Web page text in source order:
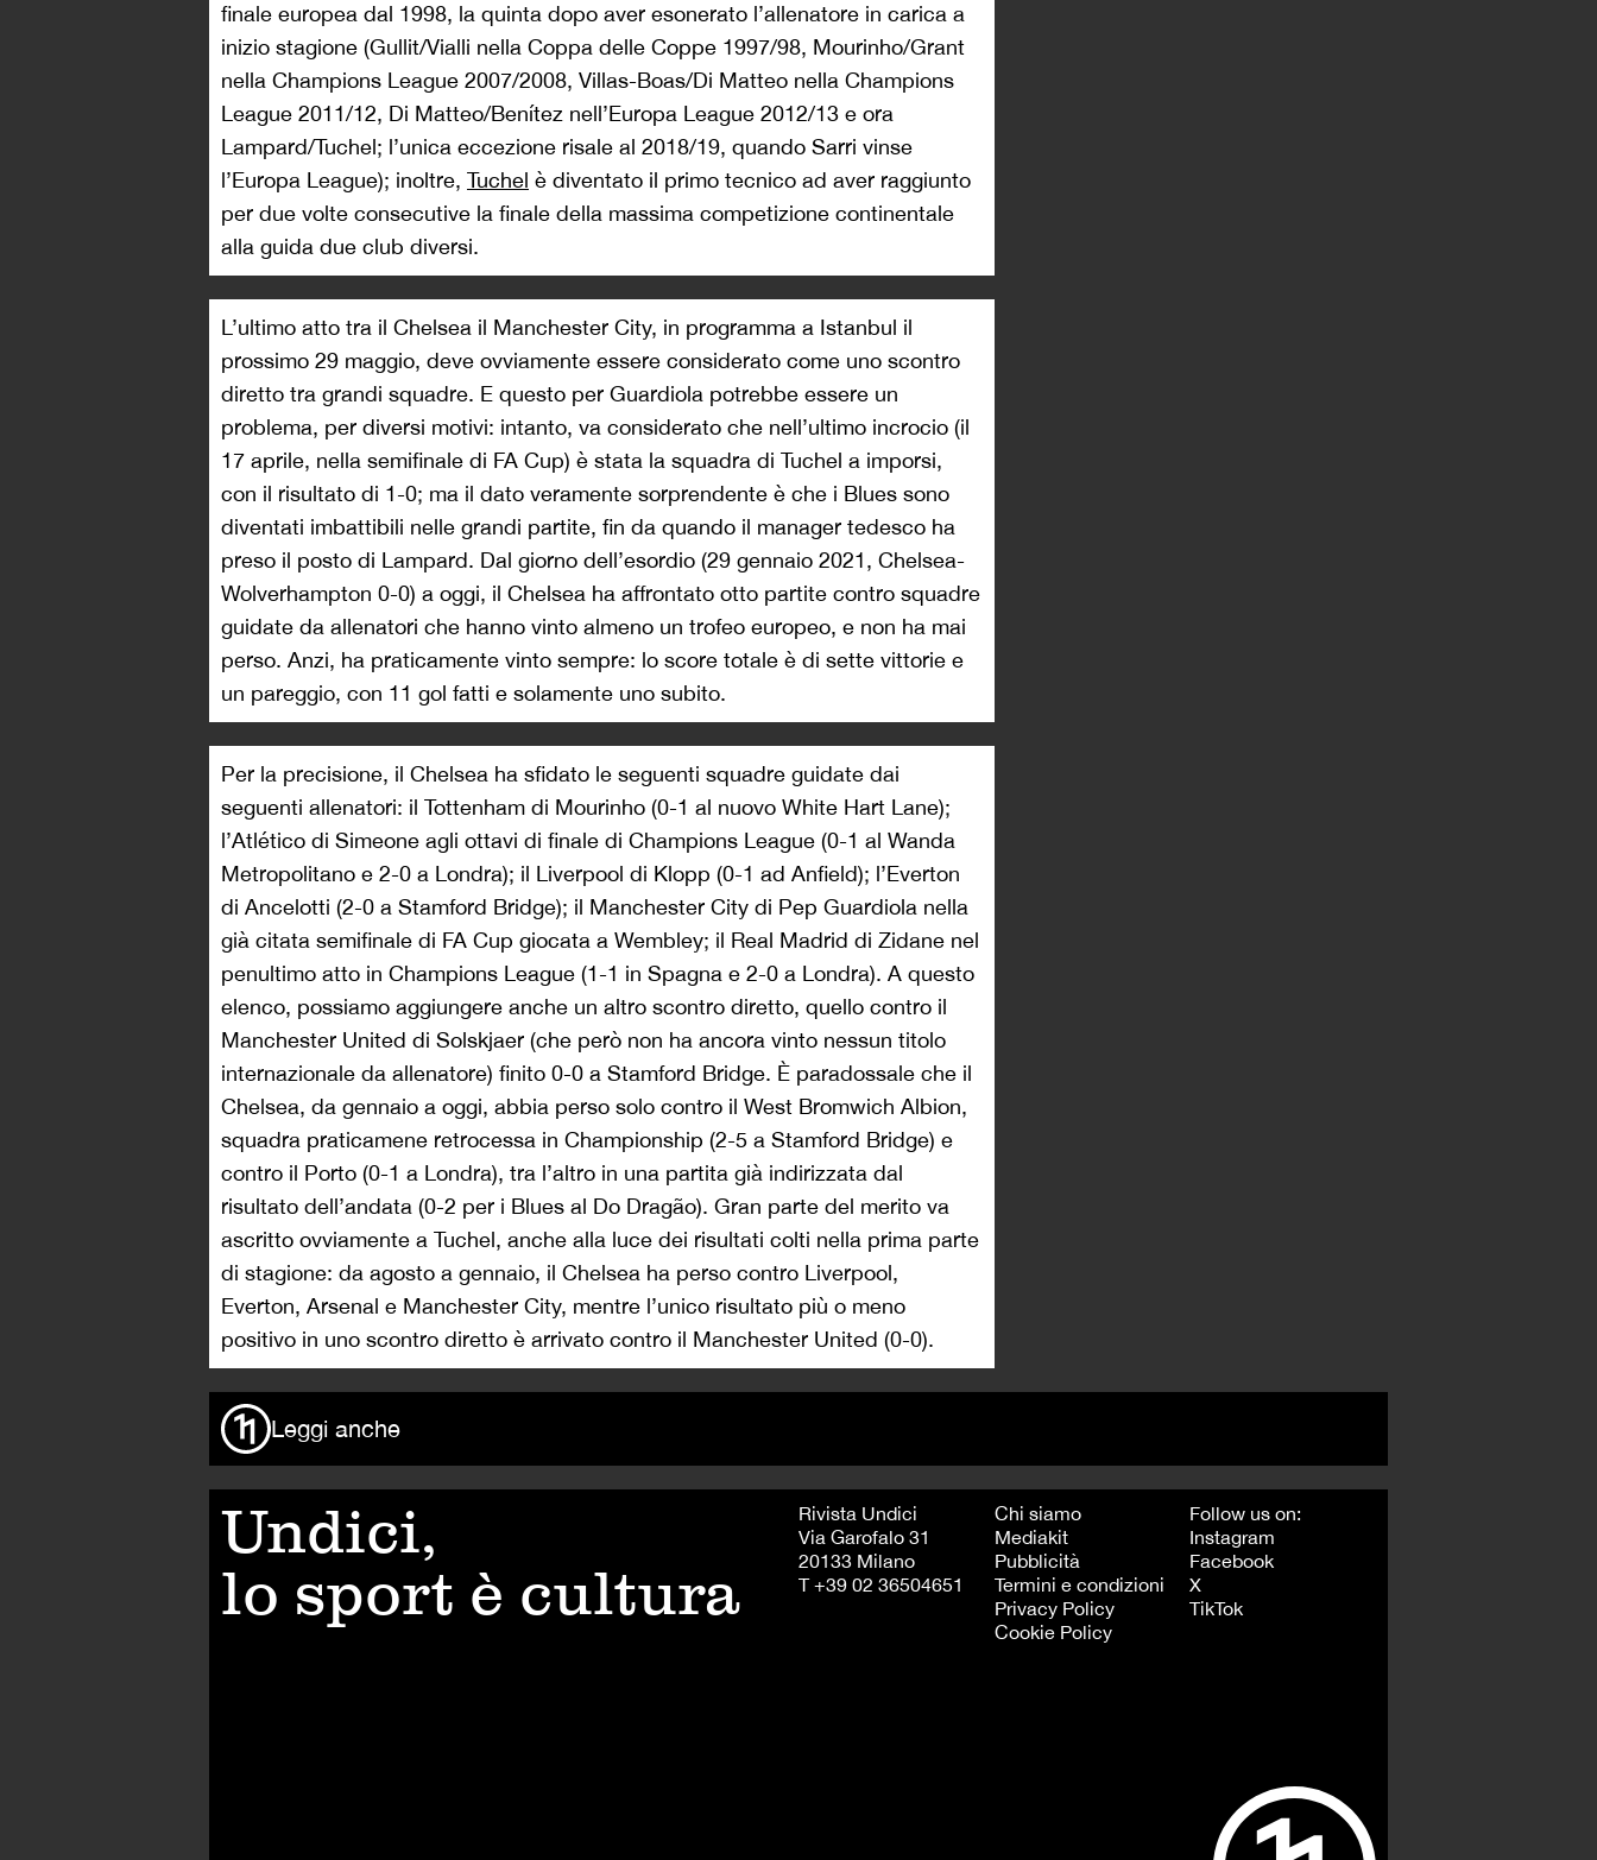
finale europea dal 1998, la quinta dopo aver esonerato l’allenatore in carica a
inizio stagione (Gullit/Vialli nella Coppa delle Coppe 1997/98, Mourinho/Grant
nella Champions League 2007/2008, Villas-Boas/Di Matteo nella Champions
League 2011/12, Di Matteo/Benítez nell’Europa League 2012/13 e ora
Lampard/Tuchel; l’unica eccezione risale al 2018/19, quando Sarri vinse
l’Europa League); inoltre, Tuchel è diventato il primo tecnico ad aver raggiunto
per due volte consecutive la finale della massima competizione continentale
alla guida due club diversi.
L’ultimo atto tra il Chelsea il Manchester City, in programma a Istanbul il
prossimo 29 maggio, deve ovviamente essere considerato come uno scontro
diretto tra grandi squadre. E questo per Guardiola potrebbe essere un
problema, per diversi motivi: intanto, va considerato che nell’ultimo incrocio (il
17 aprile, nella semifinale di FA Cup) è stata la squadra di Tuchel a imporsi,
con il risultato di 1-0; ma il dato veramente sorprendente è che i Blues sono
diventati imbattibili nelle grandi partite, fin da quando il manager tedesco ha
preso il posto di Lampard. Dal giorno dell’esordio (29 gennaio 2021, Chelsea-
Wolverhampton 0-0) a oggi, il Chelsea ha affrontato otto partite contro squadre
guidate da allenatori che hanno vinto almeno un trofeo europeo, e non ha mai
perso. Anzi, ha praticamente vinto sempre: lo score totale è di sette vittorie e
un pareggio, con 11 gol fatti e solamente uno subito.
Per la precisione, il Chelsea ha sfidato le seguenti squadre guidate dai
seguenti allenatori: il Tottenham di Mourinho (0-1 al nuovo White Hart Lane);
l’Atlético di Simeone agli ottavi di finale di Champions League (0-1 al Wanda
Metropolitano e 2-0 a Londra); il Liverpool di Klopp (0-1 ad Anfield); l’Everton
di Ancelotti (2-0 a Stamford Bridge); il Manchester City di Pep Guardiola nella
già citata semifinale di FA Cup giocata a Wembley; il Real Madrid di Zidane nel
penultimo atto in Champions League (1-1 in Spagna e 2-0 a Londra). A questo
elenco, possiamo aggiungere anche un altro scontro diretto, quello contro il
Manchester United di Solskjaer (che però non ha ancora vinto nessun titolo
internazionale da allenatore) finito 0-0 a Stamford Bridge. È paradossale che il
Chelsea, da gennaio a oggi, abbia perso solo contro il West Bromwich Albion,
squadra praticamene retrocessa in Championship (2-5 a Stamford Bridge) e
contro il Porto (0-1 a Londra), tra l’altro in una partita già indirizzata dal
risultato dell’andata (0-2 per i Blues al Do Dragão). Gran parte del merito va
ascritto ovviamente a Tuchel, anche alla luce dei risultati colti nella prima parte
di stagione: da agosto a gennaio, il Chelsea ha perso contro Liverpool,
Everton, Arsenal e Manchester City, mentre l’unico risultato più o meno
positivo in uno scontro diretto è arrivato contro il Manchester United (0-0).
Leggi anche
Undici,
lo sport è cultura
Rivista Undici
Via Garofalo 31
20133 Milano
T +39 02 36504651
Chi siamo
Mediakit
Pubblicità
Termini e condizioni
Privacy Policy
Cookie Policy
Follow us on:
Instagram
Facebook
X
TikTok